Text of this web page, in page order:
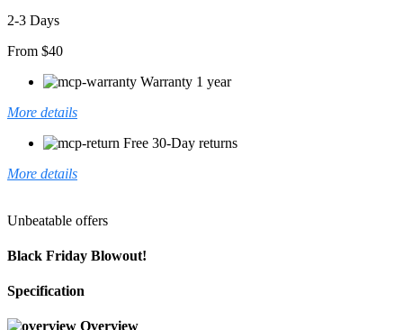
2-3 Days
From $40
Warranty 1 year
More details
Free 30-Day returns
More details
Unbeatable offers
Black Friday Blowout!
Specification
Overview